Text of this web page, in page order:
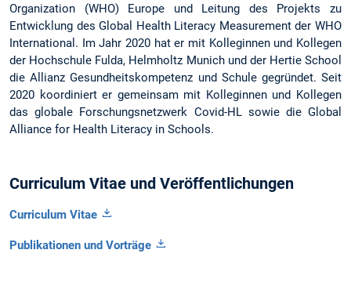
Organization (WHO) Europe und Leitung des Projekts zu
Entwicklung des Global Health Literacy Measurement der WHO
International. Im Jahr 2020 hat er mit Kolleginnen und Kollegen
der Hochschule Fulda, Helmholtz Munich und der Hertie School
die Allianz Gesundheitskompetenz und Schule gegründet. Seit
2020 koordiniert er gemeinsam mit Kolleginnen und Kollegen
das globale Forschungsnetzwerk Covid-HL sowie die Global
Alliance for Health Literacy in Schools.
Curriculum Vitae und Veröffentlichungen
Curriculum Vitae
Publikationen und Vorträge